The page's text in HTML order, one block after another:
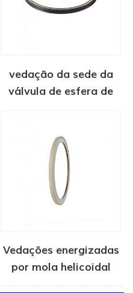
vedação da sede da
válvula de esfera de
Vedações energizadas
por mola helicoidal
para aplicações de